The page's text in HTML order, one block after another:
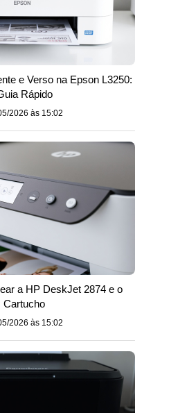
e Verso na Epson L3250:
Rápido
2026 às 15:02
a HP DeskJet 2874 e o
Cartucho
2026 às 15:02